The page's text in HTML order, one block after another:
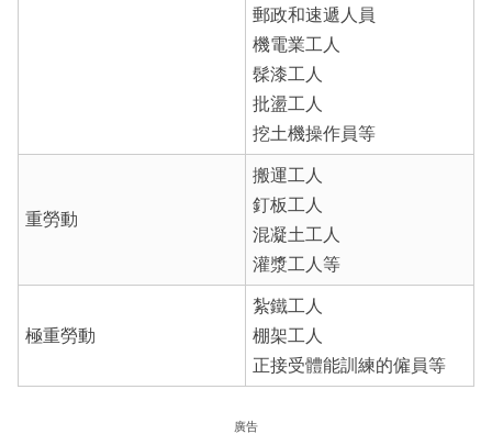
郵政和速遞人員
機電業工人
髹漆工人
批盪工人
挖土機操作員等
重勞動
搬運工人
釘板工人
混凝土工人
灌漿工人等
極重勞動
紮鐵工人
棚架工人
正接受體能訓練的僱員等
廣告